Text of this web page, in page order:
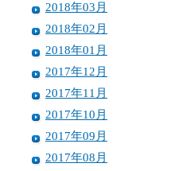
2018年03月
2018年02月
2018年01月
2017年12月
2017年11月
2017年10月
2017年09月
2017年08月